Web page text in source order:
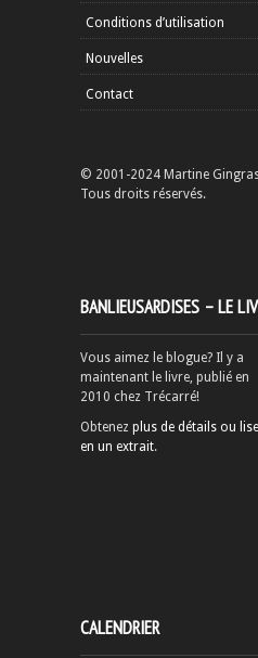
Conditions d’utilisation
Nouvelles
Contact
© 2001-2024 Martine
Tous droits réservés.
BANLIEUSARDISES – LE
Vous aimez le blogue? Il y a
maintenant le livre, publié en
2010 chez Trécarré!
Obtenez plus de détails ou
en un extrait.
CALENDRIER